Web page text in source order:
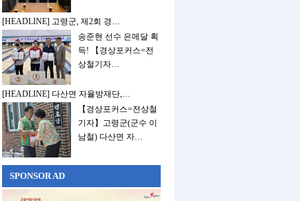
[HEADLINE] 고령군, 제2회 경…
송준현 선수 은메달 획
득! 【경상포커스=전
상철기자…
[HEADLINE] 다산면 자율방재단,…
【경상포커스=전상철
기자】고령군(군수 이
남철) 다산면 자…
SPONSOR AD